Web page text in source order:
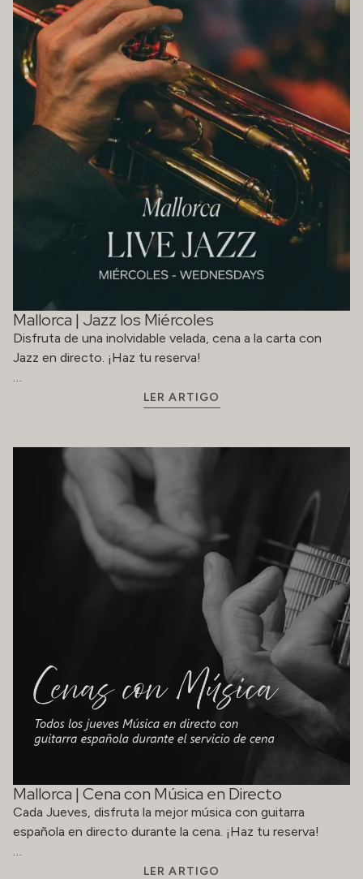
Mallorca | Jazz los Miércoles
Disfruta de una inolvidable velada, cena a la carta con
Jazz en directo. ¡Haz tu reserva!
…
LER ARTIGO
Mallorca | Cena con Música en Directo
Cada Jueves, disfruta la mejor música con guitarra
española en directo durante la cena. ¡Haz tu reserva!
…
LER ARTIGO